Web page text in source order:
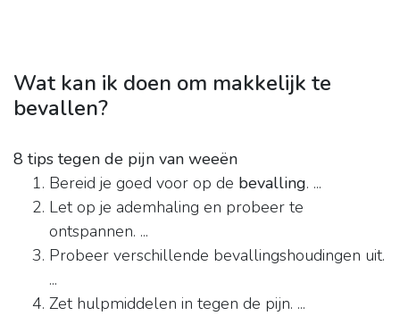
Wat kan ik doen om makkelijk te
bevallen?
8 tips tegen de pijn van weeën
Bereid je goed voor op de bevalling. ...
Let op je ademhaling en probeer te
ontspannen. ...
Probeer verschillende bevallingshoudingen uit.
...
Zet hulpmiddelen in tegen de pijn. ...